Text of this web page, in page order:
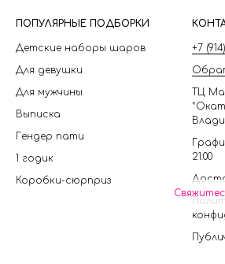
ПОПУЛЯРНЫЕ ПОДБОРКИ
Детские наборы шаров
Для девушки
Для мужчины
Выписка
Гендер пати
1 годик
Коробки-сюрприз
+7
ТЦ
21:00